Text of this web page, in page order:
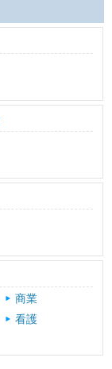
商業
看護